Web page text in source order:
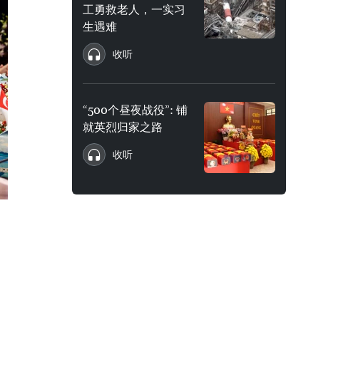
工勇救老人，一实习
生遇难
收听
“500个昼夜战役”: 铺
就英烈归家之路
收听